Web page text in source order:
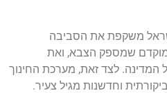
משקפת את הסביבה
שמספק הצבא, ואת
המדינה. לצד זאת, מערכת החינוך
וחדשנות מגיל צעיר.